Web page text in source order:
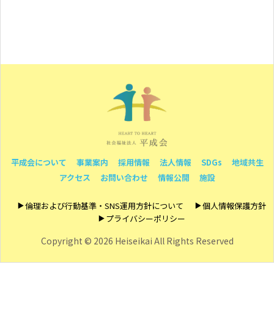
平成会について 事業案内 採用情報 法人情報 SDGs
地域共生
アクセス
お問い合わせ 情報公開 施設
倫理および行動基準・SNS運用方針について
個人情報保護方針
プライバシーポリシー
Copyright © 2026 Heiseikai All Rights Reserved